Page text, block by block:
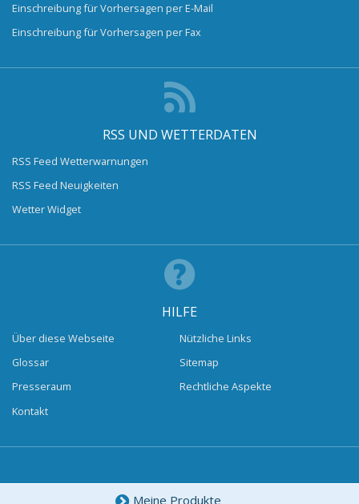
Einschreibung für Vorhersagen per E-Mail
Einschreibung für Vorhersagen per Fax
RSS UND WETTERDATEN
RSS Feed Wetterwarnungen
RSS Feed Neuigkeiten
Wetter Widget
HILFE
Über diese Webseite
Glossar
Presseraum
Kontakt
Nützliche Links
Sitemap
Rechtliche Aspekte
Meine Produkte